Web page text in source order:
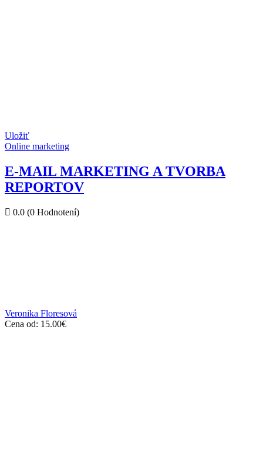
Uložiť
Online marketing
E-MAIL MARKETING A TVORBA
REPORTOV
0.0 (0 Hodnotení)
Veronika Floresová
Cena od: 15.00€